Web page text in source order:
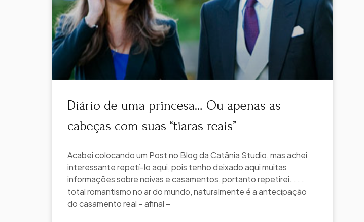
Diário de uma princesa… Ou apenas as
cabeças com suas “tiaras reais”
Acabei colocando um Post no Blog da Catânia Studio, mas achei
interessante repetí-lo aqui, pois tenho deixado aqui muitas
informações sobre noivas e casamentos, portanto repetirei. . . .
total romantismo no ar do mundo, naturalmente é a antecipação
do casamento real – afinal –